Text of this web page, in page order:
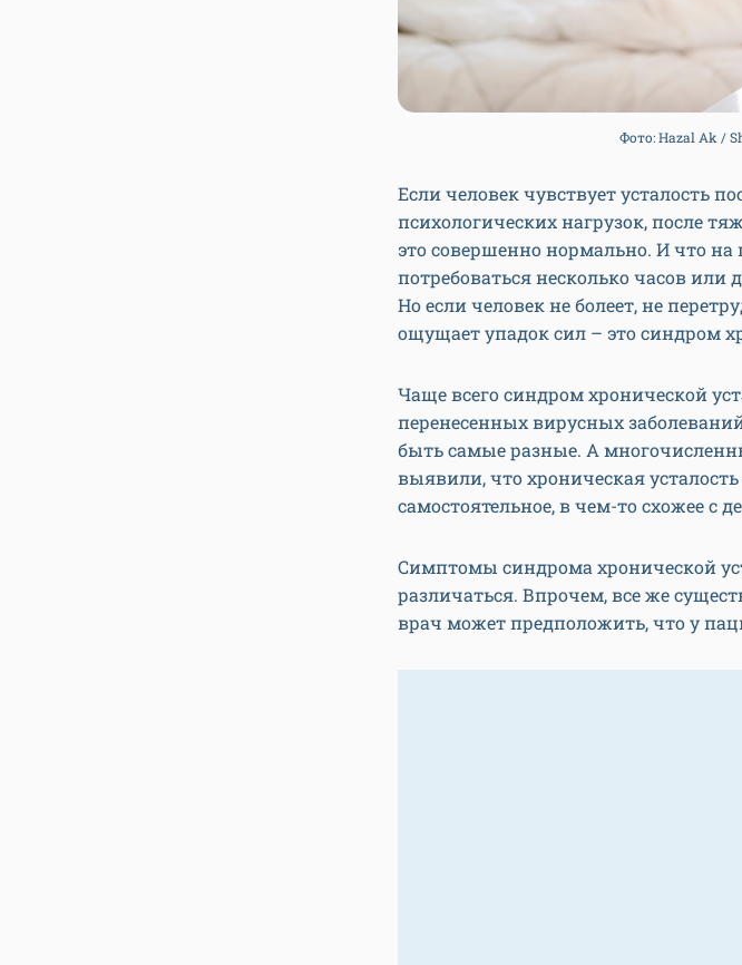
Фото: Hazal Ak /
Если человек чувствует усталость
психологических нагрузок, после
это совершенно нормально. И что на
потребоваться несколько часов или
Но если человек не болеет, не
ощущает упадок сил – это синдром
Чаще всего синдром хронической
перенесенных вирусных
быть самые разные. А
выявили, что хроническая
самостоятельное, в чем-то схожее с
Симптомы синдрома хронической
различаться. Впрочем, все же
врач может предположить, что у